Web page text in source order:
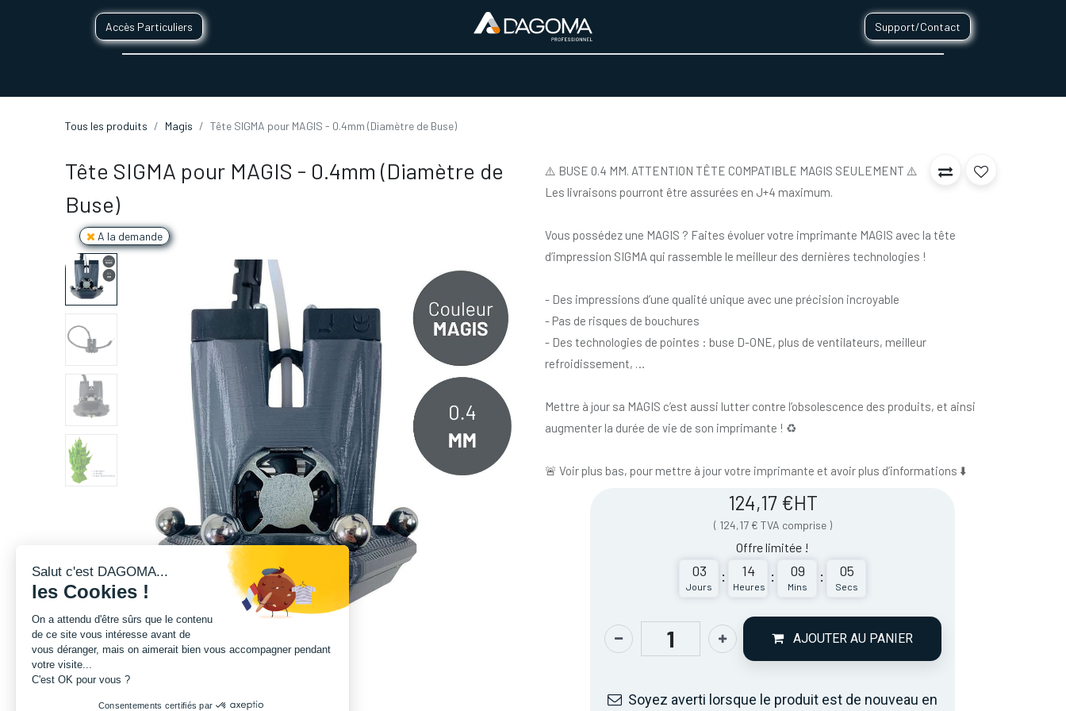
Accès Particuliers Support/Contact
Tous les produits Magis Tête SIGMA pour MAGIS - 0.4mm (Diamètre de Buse)
Tête SIGMA pour MAGIS - 0.4mm (Diamètre de
Buse)
A la demande
⚠️ BUSE 0.4 MM. ATTENTION TÊTE COMPATIBLE MAGIS SEULEMENT ⚠️
Les livraisons pourront être assurées en J+4 maximum.
Vous possédez une MAGIS ? Faites évoluer votre imprimante MAGIS avec la tête
d’impression SIGMA qui rassemble le meilleur des dernières technologies !
- Des impressions d’une qualité unique avec une précision incroyable
- Pas de risques de bouchures
- Des technologies de pointes : buse D-ONE, plus de ventilateurs, meilleur
refroidissement, …
Mettre à jour sa MAGIS c’est aussi lutter contre l’obsolescence des produits, et ainsi
augmenter la durée de vie de son imprimante ! ♻️
🚨 Voir plus bas, pour mettre à jour votre imprimante et avoir plus d’informations ⬇️
124,17€HT
( 124,17€ TVA comprise )
Offre limitée !
03
Jours
: 14
Heures
: 09
Mins
: 05
Secs
AJOUTER AU PANIER
Soyez averti lorsque le produit est de nouveau en
Salut c'est DAGOMA...
les Cookies !
On a attendu d'être sûrs que le contenu
de ce site vous intéresse avant de
vous déranger, mais on aimerait bien vous accompagner pendant
votre visite...
C'est OK pour vous ?
Consentements certifiés par